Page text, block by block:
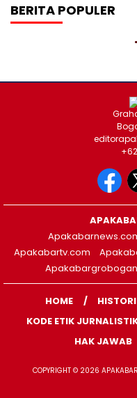
BERITA POPULER
Apakabartv.com
HOME
KODE ETIK
HAK JAWAB
COPYRIGHT © 2026